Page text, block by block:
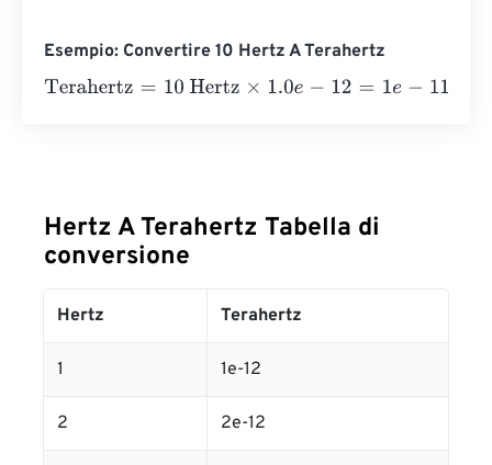
Esempio: Convertire 10 Hertz A Terahertz
Terahertz=10 Hertz×1.0e 12 =1e-11 Terahertz
Hertz A Terahertz Tabella di
conversione
Hertz Terahertz
1 1e-12
2 2e-12